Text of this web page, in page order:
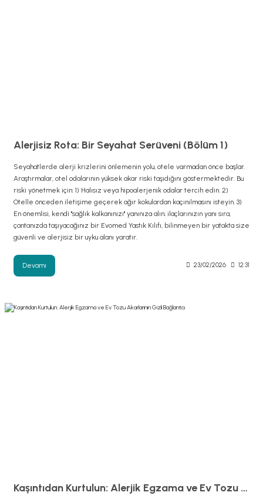
Alerjisiz Rota: Bir Seyahat Serüveni (Bölüm 1)
Seyahatlerde alerji krizlerini önlemenin yolu, otele varmadan önce başlar.
Araştırmalar, otel odalarının yüksek akar riski taşıdığını göstermektedir. Bu
riski yönetmek için: 1) Halısız veya hipoalerjenik odalar tercih edin. 2)
Otelle önceden iletişime geçerek ağır kokulardan kaçınılmasını isteyin. 3)
En önemlisi, kendi "sağlık kalkanınızı" yanınıza alın; ilaçlarınızın yanı sıra,
çantanızda taşıyacağınız bir Evomed Yastık Kılıfı, bilinmeyen bir yatakta size
güvenli ve alerjisiz bir uyku alanı yaratır.
Devamı 23/02/2026 12:31
Kaşıntıdan Kurtulun: Alerjik Egzama ve Ev Tozu Akarlarının Gizli Bağlantısı